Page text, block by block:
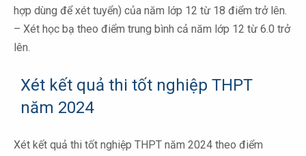
hợp dùng để xét tuyển) của năm lớp 12 từ 18 điểm trở lên.
– Xét học bạ theo điểm trung bình cả năm lớp 12 từ 6.0 trở
lên.
Xét kết quả thi tốt nghiệp THPT
năm 2024
Xét kết quả thi tốt nghiệp THPT năm 2024 theo điểm